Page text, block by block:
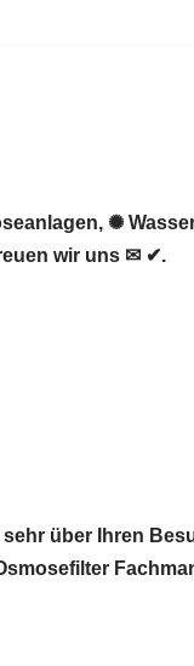
✺
wir uns ✉ ✔.
sehr über Ihren